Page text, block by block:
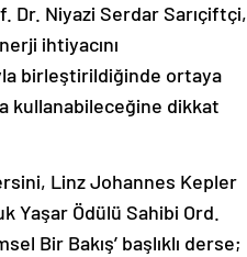
Dr. Niyazi Serdar Sarıçiftçi,
ihtiyacını
birleştirildiğinde ortaya
kullanabileceğine dikkat
Linz Johannes Kepler
Yaşar Ödülü Sahibi Ord.
Bir Bakış’ başlıklı derse;